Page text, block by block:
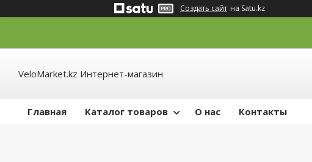
Создать сайт на Satu.kz
VeloMarket.kz Интернет-магазин
Главная Каталог товаров О нас Контакты